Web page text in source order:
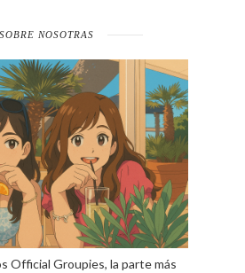
SOBRE NOSOTRAS
Official Groupies, la parte más